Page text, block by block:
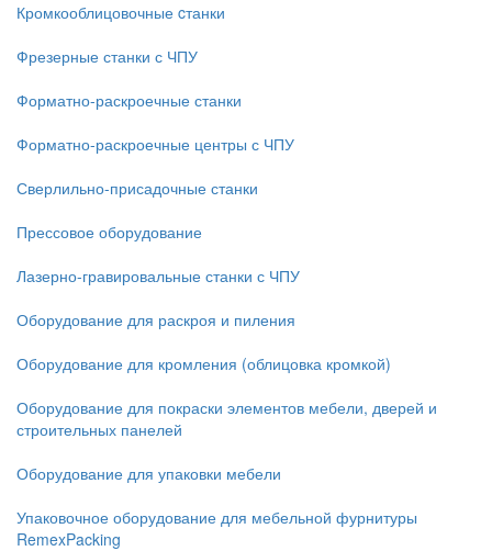
Кромкооблицовочные cтанки
Фрезерные станки с ЧПУ
Форматно-раскроечные станки
Форматно-раскроечные центры с ЧПУ
Сверлильно-присадочные станки
Прессовое оборудование
Лазерно-гравировальные станки с ЧПУ
Оборудование для раскроя и пиления
Оборудование для кромления (облицовка кромкой)
Оборудование для покраски элементов мебели, дверей и
строительных панелей
Оборудование для упаковки мебели
Упаковочное оборудование для мебельной фурнитуры
RemexPacking